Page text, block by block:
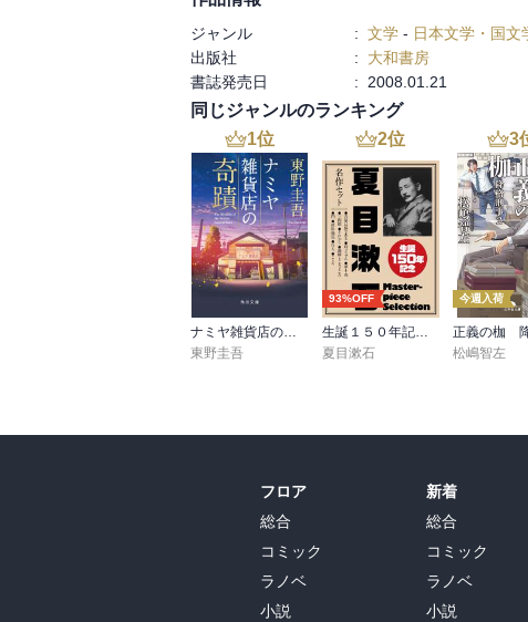
ジャンル : 文学 - 日本文学・国文
出版社
: 大和書房
書誌発売日
: 2008.01.21
同じジャンルのランキング
1位
ナミヤ雑貨店の奇蹟
東野圭吾
2位
93%OFF
生誕１５０年記念 夏目漱石 名作セット
夏目漱石
3
今週入荷
松嶋智左
フロア
総合
コミック
ラノベ
小説
新着
総合
コミック
ラノベ
小説